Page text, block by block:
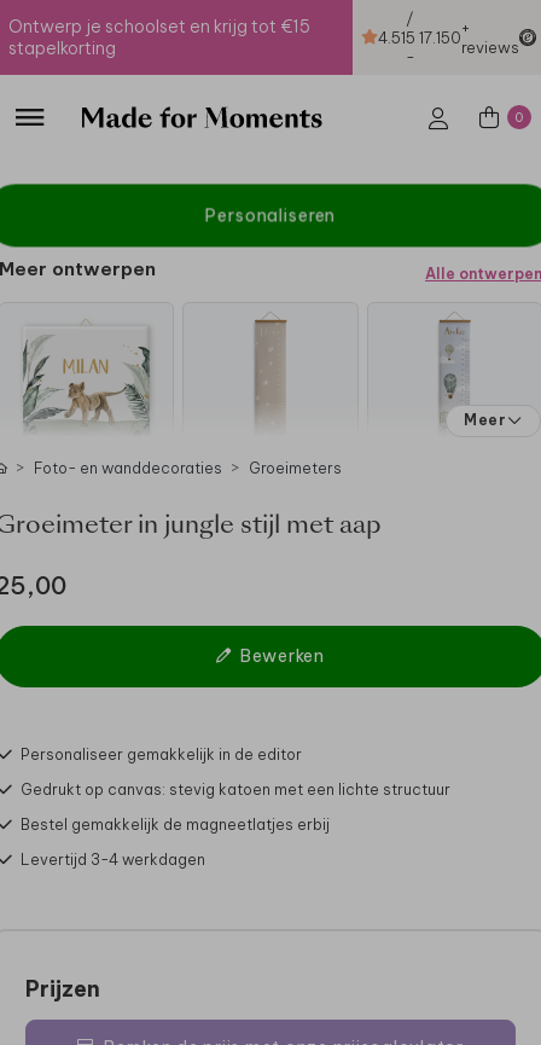
Ontwerp je schoolset en krijg tot €15
stapelkorting
4.51
/
5
-
17.150+
reviews
0
Personaliseren
Meer ontwerpen Alle ontwerpen
Meer
Foto- en wanddecoraties Groeimeters
in jungle stijl met aap
Bewerken
Personaliseer gemakkelijk in de editor
Gedrukt op canvas: stevig katoen met een lichte structuur
Bestel gemakkelijk de magneetlatjes erbij
Levertijd 3-4 werkdagen
Prijzen